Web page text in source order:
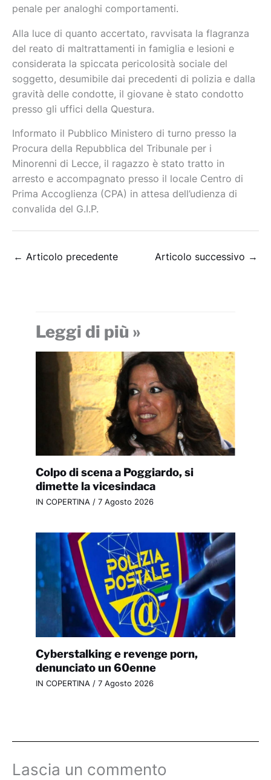
penale per analoghi comportamenti.
​​Alla luce di quanto accertato, ravvisata la flagranza
del reato di maltrattamenti in famiglia e lesioni e
considerata la spiccata pericolosità sociale del
soggetto, desumibile dai precedenti di polizia e dalla
gravità delle condotte, il giovane è stato condotto
presso gli uffici della Questura.
​Informato il Pubblico Ministero di turno presso la
Procura della Repubblica del Tribunale per i
Minorenni di Lecce, il ragazzo è stato tratto in
arresto e accompagnato presso il locale Centro di
Prima Accoglienza (CPA) in attesa dell’udienza di
convalida del G.I.P.
← Articolo precedente Articolo successivo →
Leggi di più »
Colpo di scena a Poggiardo, si
dimette la vicesindaca
IN COPERTINA/ 7 Agosto 2026
Cyberstalking e revenge porn,
denunciato un 60enne
IN COPERTINA/ 7 Agosto 2026
Lascia un commento